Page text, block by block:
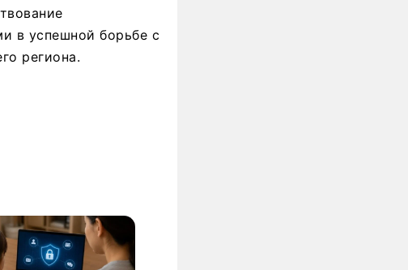
в успешной борьбе с
региона.